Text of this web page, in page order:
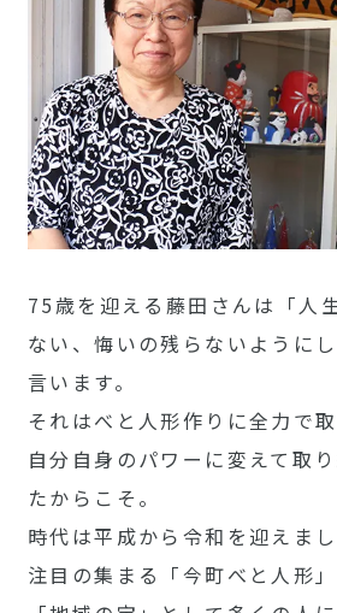
75歳を迎える藤田さんは「人
ない、悔いの残らないように
言います。
それはべと人形作りに全力で
自分自身のパワーに変えて取
たからこそ。
時代は平成から令和を迎えま
注目の集まる「今町べと人形